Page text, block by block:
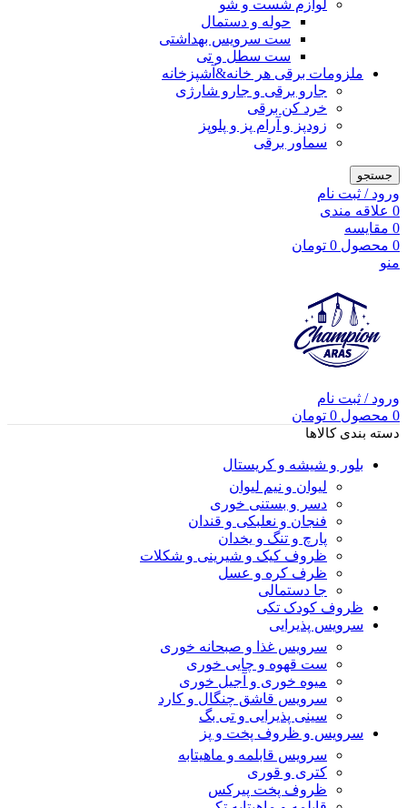
لوازم شست و شو
حوله و دستمال
ست سرویس بهداشتی
ست سطل و تی
ملزومات برقی هر خانه&آشپزخانه
جارو برقی و جارو شارژی
خرد کن برقی
زودپز و آرام پز و پلوپز
سماور برقی
جستجو
ورود / ثبت نام
0 علاقه مندی
0 مقایسه
0 محصول 0 تومان
منو
ورود / ثبت نام
0 محصول 0 تومان
دسته بندی کالاها
بلور و شیشه و کریستال
لیوان و نیم لیوان
دسر و بستنی خوری
فنجان و نعلبکی و قندان
پارچ و تنگ و یخدان
ظروف کیک و شیرینی و شکلات
ظرف کره و عسل
جا دستمالی
ظروف کودک تکی
سرویس پذیرایی
سرویس غذا و صبحانه خوری
ست قهوه و چایی خوری
میوه خوری و آجیل خوری
سرویس قاشق چنگال و کارد
سینی پذیرایی و تی بگ
سرویس و ظروف پخت و پز
سرویس قابلمه و ماهیتابه
کتری و قوری
ظروف پخت پیرکس